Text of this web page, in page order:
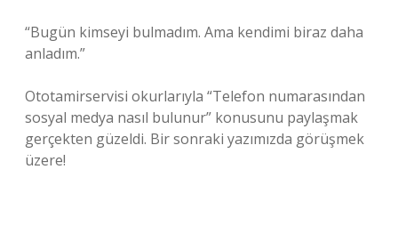
“Bugün kimseyi bulmadım. Ama kendimi biraz daha
anladım.”
Ototamirservisi okurlarıyla “Telefon numarasından
sosyal medya nasıl bulunur” konusunu paylaşmak
gerçekten güzeldi. Bir sonraki yazımızda görüşmek
üzere!